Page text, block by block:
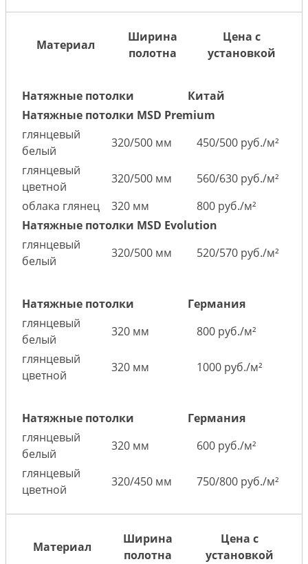
Материал
Ширина
полотна
Цена с
установкой
Натяжные потолки
Китай
Натяжные потолки MSD Premium
глянцевый
белый
320/500 мм
450/500 руб./м²
глянцевый
цветной
320/500 мм
560/630 руб./м²
облака глянец
320 мм
800 руб./м²
Натяжные потолки MSD Evolution
глянцевый
белый
320/500 мм 520/570 руб./м²
Натяжные потолки
Германия
глянцевый
белый
320 мм
800 руб./м²
глянцевый
цветной
320 мм 1000 руб./м²
Натяжные потолки
Германия
глянцевый
белый
320 мм
600 руб./м²
глянцевый
цветной
320/450 мм 750/800 руб./м²
Материал
Ширина
полотна
Цена с
установкой